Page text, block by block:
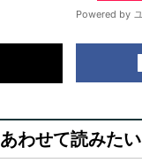
あわせて読みたい